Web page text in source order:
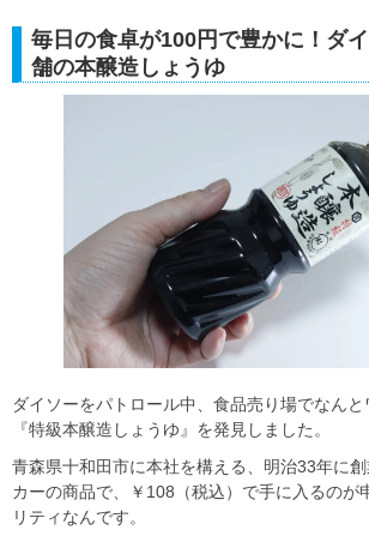
毎日の食卓が100円で豊かに！ダ
舗の本醸造しょうゆ
ダイソーをパトロール中、食品売り場でなん
『特級本醸造しょうゆ』を発見しました。
青森県十和田市に本社を構える、明治33年に
カーの商品で、￥108（税込）で手に入るのが
リティなんです。